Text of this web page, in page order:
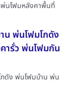
พ่นโฟมหลังคาพื้นที่
น พ่นโฟมโกดัง
ารั่ว พ่นโฟมกัน
ดัง พ่นโฟมบ้าน พ่น